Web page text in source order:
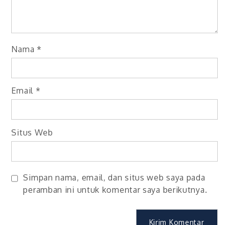
Nama *
Email *
Situs Web
Simpan nama, email, dan situs web saya pada
peramban ini untuk komentar saya berikutnya.